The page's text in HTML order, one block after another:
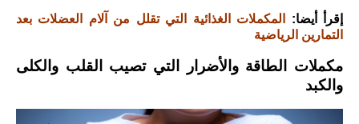
إقرأ أيضا: المكملات الغذائية التي تقلل من آلام العضلات بعد
التمارين الرياضية
مكملات الطاقة والأضرار التي تصيب القلب والكلى
والكبد